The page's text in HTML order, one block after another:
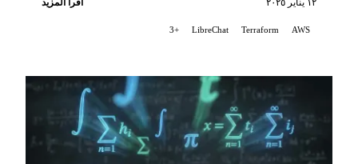
١٢ يناير ٢٠٢٥ اقرأ المزيد
AWS
Terraform
LibreChat
+3